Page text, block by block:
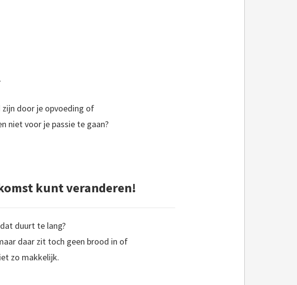
door je opvoeding of
niet voor je passie te gaan?
kunt veranderen!
duurt te lang?
daar zit toch geen brood in of
zo makkelijk.